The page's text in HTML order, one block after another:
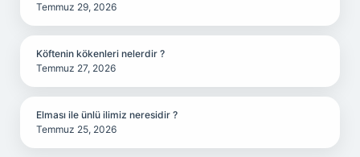
Temmuz 29, 2026
Köftenin kökenleri nelerdir ?
Temmuz 27, 2026
Elması ile ünlü ilimiz neresidir ?
Temmuz 25, 2026